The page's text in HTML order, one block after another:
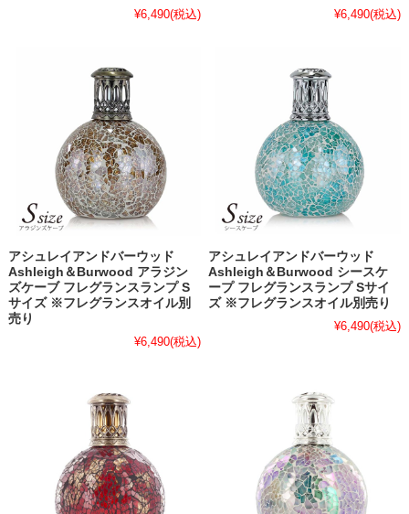
¥6,490(税込)
¥6,490(税込)
アシュレイアンドバーウッド
Ashleigh＆Burwood アラジン
ズケーブ フレグランスランプ S
サイズ ※フレグランスオイル別
売り
¥6,490(税込)
アシュレイアンドバーウッド
Ashleigh＆Burwood シースケ
ープ フレグランスランプ Sサイ
ズ ※フレグランスオイル別売り
¥6,490(税込)